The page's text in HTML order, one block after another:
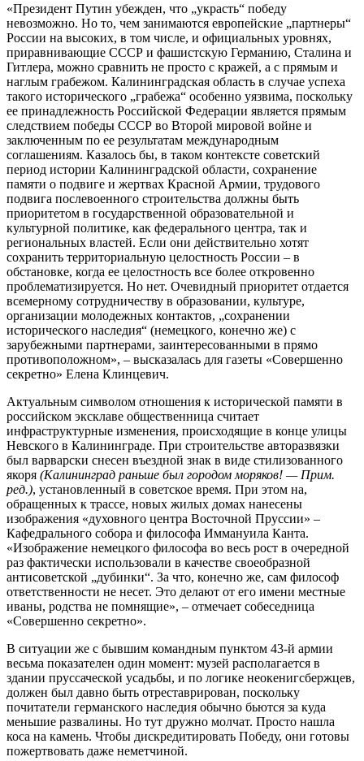
«Президент Путин убежден, что „украсть“ победу
невозможно. Но то, чем занимаются европейские „партнеры“
России на высоких, в том числе, и официальных уровнях,
приравнивающие СССР и фашистскую Германию, Сталина и
Гитлера, можно сравнить не просто с кражей, а с прямым и
наглым грабежом. Калининградская область в случае успеха
такого исторического „грабежа“ особенно уязвима, поскольку
ее принадлежность Российской Федерации является прямым
следствием победы СССР во Второй мировой войне и
заключенным по ее результатам международным
соглашениям. Казалось бы, в таком контексте советский
период истории Калининградской области, сохранение
памяти о подвиге и жертвах Красной Армии, трудового
подвига послевоенного строительства должны быть
приоритетом в государственной образовательной и
культурной политике, как федерального центра, так и
региональных властей. Если они действительно хотят
сохранить территориальную целостность России – в
обстановке, когда ее целостность все более откровенно
проблематизируется. Но нет. Очевидный приоритет отдается
всемерному сотрудничеству в образовании, культуре,
организации молодежных контактов, „сохранении
исторического наследия“ (немецкого, конечно же) с
зарубежными партнерами, заинтересованными в прямо
противоположном», – высказалась для газеты «Совершенно
секретно» Елена Клинцевич.
Актуальным символом отношения к исторической памяти в
российском эксклаве общественница считает
инфраструктурные изменения, происходящие в конце улицы
Невского в Калининграде. При строительстве авторазвязки
был варварски снесен въездной знак в виде стилизованного
якоря (Калининград раньше был городом моряков! — Прим.
ред.), установленный в советское время. При этом на,
обращенных к трассе, новых жилых домах нанесены
изображения «духовного центра Восточной Пруссии» –
Кафедрального собора и философа Иммануила Канта.
«Изображение немецкого философа во весь рост в очередной
раз фактически использовали в качестве своеобразной
антисоветской „дубинки“. За что, конечно же, сам философ
ответственности не несет. Это делают от его имени местные
иваны, родства не помнящие», – отмечает собеседница
«Совершенно секретно».
В ситуации же с бывшим командным пунктом 43-й армии
весьма показателен один момент: музей располагается в
здании пруссаческой усадьбы, и по логике неокенигсбержцев,
должен был давно быть отреставрирован, поскольку
почитатели германского наследия обычно бьются за куда
меньшие развалины. Но тут дружно молчат. Просто нашла
коса на камень. Чтобы дискредитировать Победу, они готовы
пожертвовать даже неметчиной.